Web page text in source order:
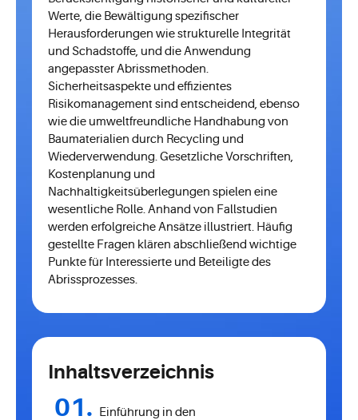
Werte, die Bewältigung spezifischer
Herausforderungen wie strukturelle Integrität
und Schadstoffe, und die Anwendung
angepasster Abrissmethoden.
Sicherheitsaspekte und effizientes
Risikomanagement sind entscheidend, ebenso
wie die umweltfreundliche Handhabung von
Baumaterialien durch Recycling und
Wiederverwendung. Gesetzliche Vorschriften,
Kostenplanung und
Nachhaltigkeitsüberlegungen spielen eine
wesentliche Rolle. Anhand von Fallstudien
werden erfolgreiche Ansätze illustriert. Häufig
gestellte Fragen klären abschließend wichtige
Punkte für Interessierte und Beteiligte des
Abrissprozesses.
Inhaltsverzeichnis
Einführung in den